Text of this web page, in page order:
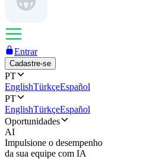
Entrar
Cadastre-se
PT
EnglishTürkçeEspañol
PT
EnglishTürkçeEspañol
Oportunidades
AI
Impulsione o desempenho
da sua equipe com IA